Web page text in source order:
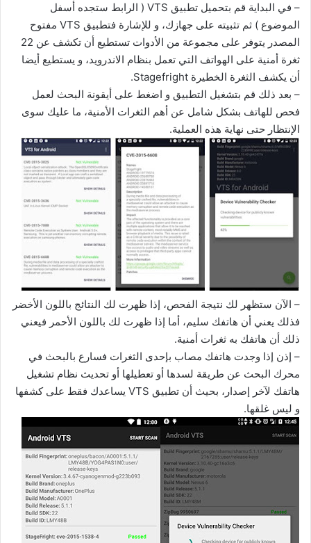
– في البداية قم بتحميل تطبيق VTS ( الرابط ستجده أسفل
الموضوع ) ثم تثبيته على جهازك، و للإشارة فتطبيق VTS مفتوح
المصدر يتوفر على مجموعة من الأدوات تستطيع أن تكشف عن 22
ثغرة أمنية على الهواتف التي تعمل بنظام الاندرويد، و يستطيع أيضا
أن يكشف الثغرة الخطيرة Stagefright.
– بعد ذلك قم بتشغيل التطبيق و اضغط على أيقونة البحث لعمل
فحص للهاتف بشكل شامل عن أهم الثغرات الأمنية، ما عليك سوى
الإنتظار حتى نهاية هذه العملية.
– الآن ستظهر لك نتيجة الفحص، إذا ظهرت لك النتائج باللون الأخضر
فذلك يعني أن هاتفك سليم، أما إذا ظهرت لك باللون الأحمر فيعني
ذلك أن هاتفك به ثغرات أمنية.
– إذن إذا وجدت هاتفك مصاب بإحدى الثغرات فسارع بالبحث في
محرك البحث عن طريقة لسدها أو تعطيلها أو تحديث نظام تشغيل
هاتفك لآخر إصدار، بحيث أن تطبيق VTS يساعدك فقط على كشفها
و ليس غلقها.